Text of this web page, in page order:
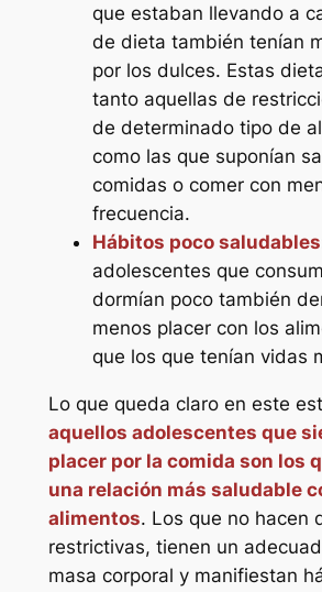
que estaban llevando a
de dieta también tenían
por los dulces. Estas
tanto aquellas de
de determinado tipo de
como las que suponían
comidas o comer con
frecuencia.
Hábitos poco saludables
adolescentes que
dormían poco también
menos placer con los
que los que tenían vidas
Lo que queda claro en este
aquellos adolescentes que
placer por la comida son los
una relación más saludable
alimentos. Los que no hacen
restrictivas, tienen un
masa corporal y manifiestan